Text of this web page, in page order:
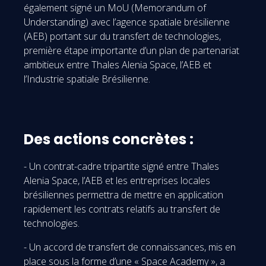
également signé un MoU (Memorandum of
Understanding) avec l’agence spatiale brésilienne
(AEB) portant sur du transfert de technologies,
première étape importante d’un plan de partenariat
ambitieux entre Thales Alenia Space, l’AEB et
l’Industrie spatiale Brésilienne.
Des actions concrètes :
- Un contrat-cadre tripartite signé entre Thales
Alenia Space, l’AEB et les entreprises locales
brésiliennes permettra de mettre en application
rapidement les contrats relatifs au transfert de
technologies.
- Un accord de transfert de connaissances, mis en
place sous la forme d’une « Space Academy », a